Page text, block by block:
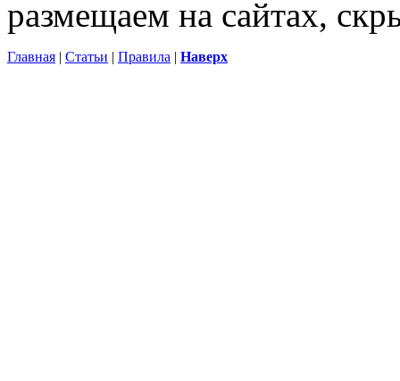
размещаем на сайтах,
Главная | Статьи | Правила | Наверх